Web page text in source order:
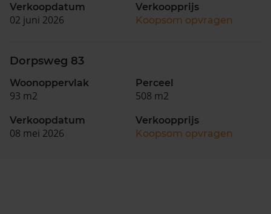
Verkoopdatum
02 juni 2026
Verkoopprijs
Koopsom opvragen
Dorpsweg 83
Woonoppervlak
93 m2
Perceel
508 m2
Verkoopdatum
08 mei 2026
Verkoopprijs
Koopsom opvragen